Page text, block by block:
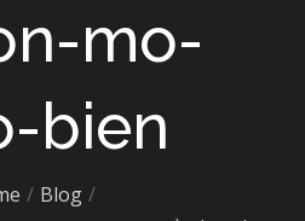
mo-
bien
Blog